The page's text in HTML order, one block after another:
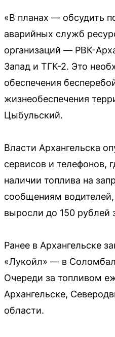
«В планах — обсудить
аварийных служб
организаций — РВК-
Запад и ТГК-2. Это
обеспечения
жизнеобеспечения
Цыбульский.
Власти Архангельска
сервисов и телефонов,
наличии топлива на
сообщениям
выросли до 150 рублей
Ранее в Архангельске
«Лукойл» — в
Очереди за топливом
Архангельске,
области.